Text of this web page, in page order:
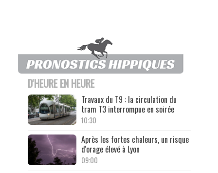
D'HEURE EN HEURE
Travaux du T9 : la circulation du
tram T3 interrompue en soirée
10:30
Après les fortes chaleurs, un risque
d'orage élevé à Lyon
09:00